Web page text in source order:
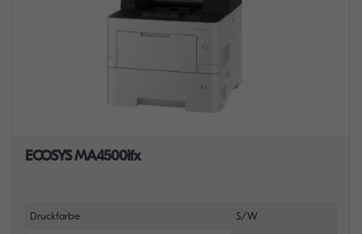
ECOSYS MA4500ifx
Druckfarbe S/W